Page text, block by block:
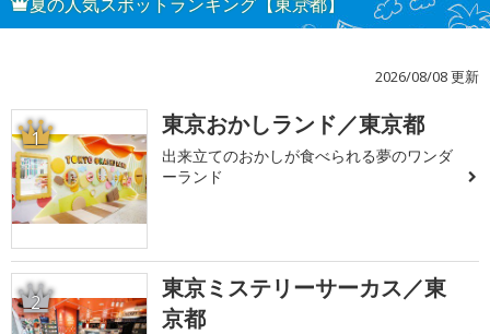
2026/08/08 更新
1 東京おかしランド／東京都
出来立てのおかしが食べられる夢のワンダ
ーランド
2
東京ミステリーサーカス／東
京都